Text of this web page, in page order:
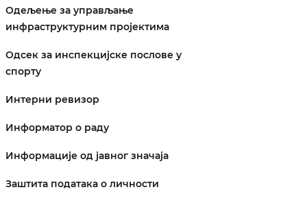
Одељење за управљање
инфраструктурним пројектима
Одсек за инспекцијске послове у
спорту
Интерни ревизор
Информатор о раду
Информације од јавног значаја
Заштита података о личности